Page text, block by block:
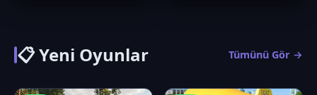
📋 Yeni Oyunlar Tümünü Gör →